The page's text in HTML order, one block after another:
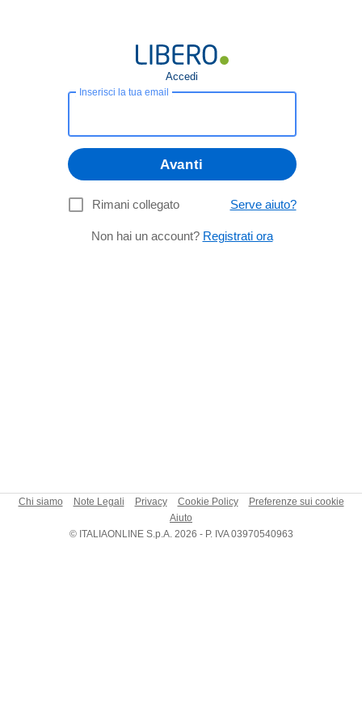
Accedi
Inserisci la tua email
Avanti
Rimani collegato Serve aiuto?
Non hai un account? Registrati ora
Chi siamo Note Legali Privacy Cookie Policy
Preferenze sui cookie
Aiuto
© ITALIAONLINE S.p.A. 2026 - P. IVA 03970540963